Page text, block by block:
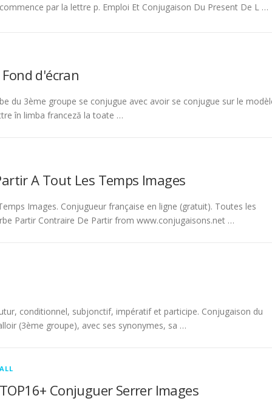
commence par la lettre p. Emploi Et Conjugaison Du Present De L …
d'écran
du 3ème groupe se conjugue avec avoir se conjugue sur le
în limba franceză la toate …
A Tout Les Temps Images
Images. Conjugueur française en ligne (gratuit). Toutes les
Partir Contraire De Partir from www.conjugaisons.net …
conditionnel, subjonctif, impératif et participe. Conjugaison du
(3ème groupe), avec ses synonymes, sa …
ALL
TOP16+ Conjuguer Serrer Images